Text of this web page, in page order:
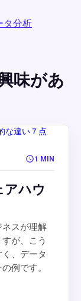
タ分析
味があ
1 MIN
ハウ
ネスが理解
が、こう
、データ
例です。